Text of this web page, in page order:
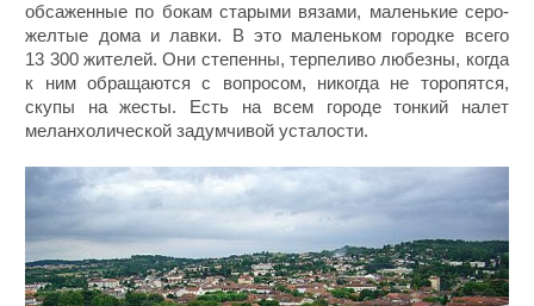
обсаженные по бокам старыми вязами, маленькие серо-
желтые дома и лавки. В это маленьком городке всего
13 300 жителей. Они степенны, терпеливо любезны, когда
к ним обращаются с вопросом, никогда не торопятся,
скупы на жесты. Есть на всем городе тонкий налет
меланхолической задумчивой усталости.